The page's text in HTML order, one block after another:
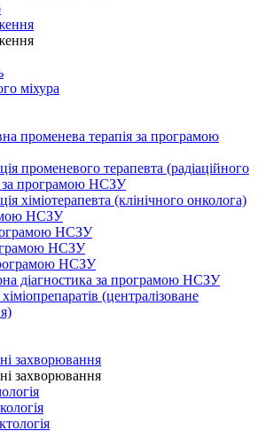
міхура
променева терапія за програмою
променевого терапевта (радіаційного
за програмою НСЗУ
хіміотерапевта (клінічного онколога)
НСЗУ
НСЗУ
НСЗУ
НСЗУ
діагностика за програмою НСЗУ
(централізоване
захворювання
захворювання